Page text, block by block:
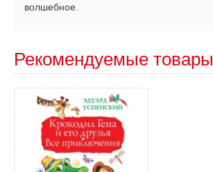
волшебное.
Рекомендуемые товары